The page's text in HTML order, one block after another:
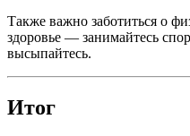
Также важно заботиться о
здоровье — занимайтесь
высыпайтесь.
Итог